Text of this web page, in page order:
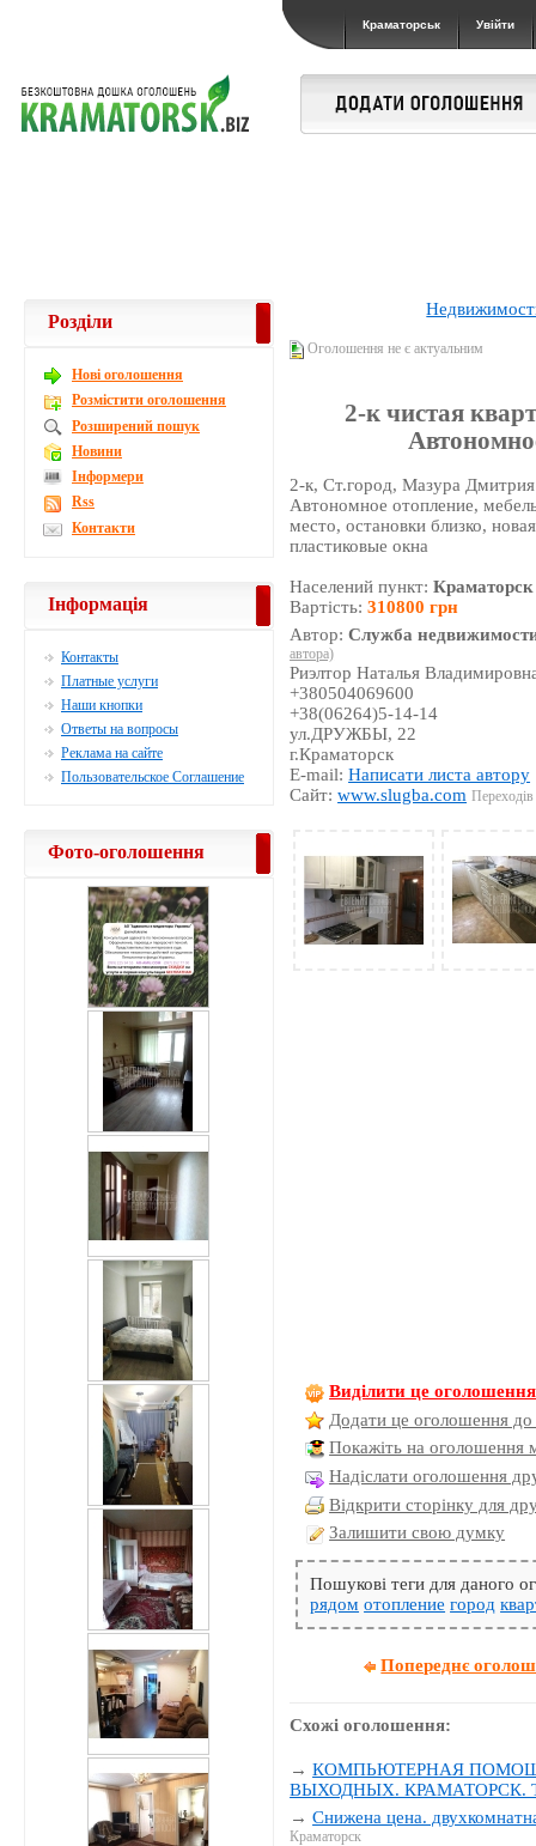
Краматорськ Увійти
Оголошення не є актуальним
2-к чистая
2-к, Ст.город, Мазура
Автономное отопление,
место, остановки близко,
пластиковые окна
Населений пункт:Краматорск
Вартість:310800 грн
Автор:Служба
автора)
Риэлтор Наталья
+380504069600
+38(06264)5-14-14
ул.ДРУЖБЫ, 22
г.Краматорск
E-mail:Написати листа автору
Сайт:www.slugba.com
Виділити це оголошення
Додати це оголошення до
Покажіть на оголошення
Надіслати оголошення
Відкрити сторінку для
Залишити свою думку
Пошукові теги для даного
рядом отопление город
Попереднє
Схожі оголошення:
→КОМПЬЮТЕРНАЯ
ВЫХОДНЫХ. КРАМАТОРСК.
→Снижена цена.
Краматорск
Розділи
Новi оголошення
Розмістити оголошення
Розширений пошук
Новини
Інформери
Rss
Контакти
Інформація
Контакты
Платные услуги
Наши кнопки
Ответы на вопросы
Реклама на сайте
Пользовательское Соглашение
Фото-оголошення